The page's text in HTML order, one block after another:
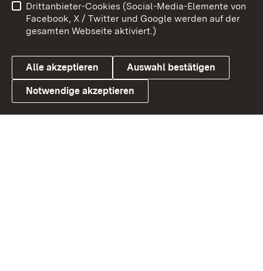
Link zum Landesportal
Barrierefreiheit
Datenschutz
Cookies
Drittanbieter-Cookies (Social-Media-Elemente von
Facebook, X / Twitter und Google werden auf der
gesamten Webseite aktiviert.)
Alle akzeptieren Auswahl bestätigen
Notwendige akzeptieren